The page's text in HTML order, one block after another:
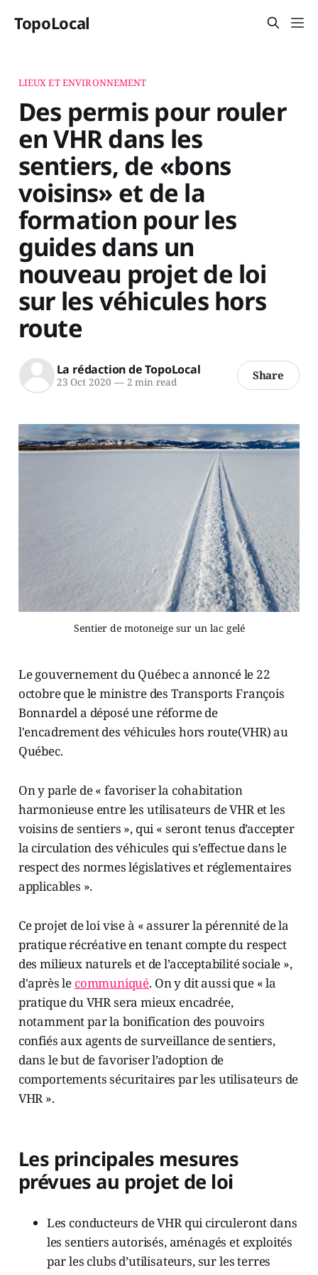
TopoLocal
LIEUX ET ENVIRONNEMENT
Des permis pour rouler
en VHR dans les
sentiers, de «bons
voisins» et de la
formation pour les
guides dans un
nouveau projet de loi
sur les véhicules hors
route
La rédaction de TopoLocal
23 Oct 2020 —2 min read Share
Sentier de motoneige sur un lac gelé
Le gouvernement du Québec a annoncé le 22
octobre que le ministre des Transports François
Bonnardel a déposé une réforme de
l'encadrement des véhicules hors route(VHR) au
Québec.
On y parle de « favoriser la cohabitation
harmonieuse entre les utilisateurs de VHR et les
voisins de sentiers », qui « seront tenus d’accepter
la circulation des véhicules qui s’effectue dans le
respect des normes législatives et réglementaires
applicables ».
Ce projet de loi vise à « assurer la pérennité de la
pratique récréative en tenant compte du respect
des milieux naturels et de l’acceptabilité sociale »,
d'après le communiqué. On y dit aussi que « la
pratique du VHR sera mieux encadrée,
notamment par la bonification des pouvoirs
confiés aux agents de surveillance de sentiers,
dans le but de favoriser l’adoption de
comportements sécuritaires par les utilisateurs de
VHR ».
Les principales mesures
prévues au projet de loi
Les conducteurs de VHR qui circuleront dans
les sentiers autorisés, aménagés et exploités
par les clubs d’utilisateurs, sur les terres